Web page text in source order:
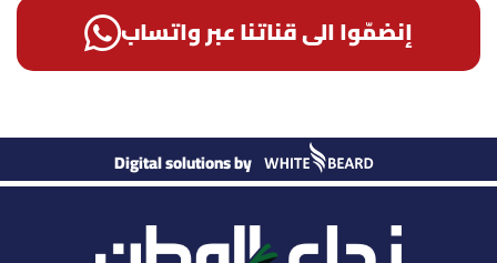
إنضمّوا الى قناتنا عبر واتساب
Digital solutions by